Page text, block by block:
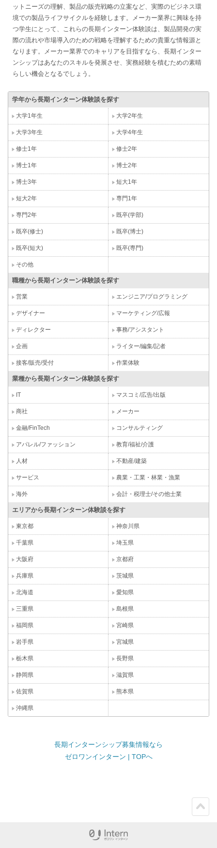
ットニーズの理解、製品の販売戦略の立案など、実際のビジネス環
境での製品ライフサイクルを経験します。メーカー業界に興味を持
つ学生にとって、これらの長期インターン体験談は、製品開発の実
際の流れや市場導入のための戦略を理解するための貴重な情報源と
なります。メーカー業界でのキャリアを目指すなら、長期インター
ンシップはあなたのスキルを発展させ、実務経験を積むための素晴
らしい機会となるでしょう。
学年から長期インターン体験談を探す
大学1年生 大学2年生
大学3年生 大学4年生
修士1年 修士2年
博士1年 博士2年
博士3年 短大1年
短大2年 専門1年
専門2年 既卒(学部)
既卒(修士) 既卒(博士)
既卒(短大) 既卒(専門)
その他
職種から長期インターン体験談を探す
営業 エンジニア/プログラミング
デザイナー マーケティング/広報
ディレクター 事務/アシスタント
企画 ライター/編集/記者
接客/販売/受付 作業体験
業種から長期インターン体験談を探す
IT マスコミ/広告/出版
商社 メーカー
金融/FinTech コンサルティング
アパレル/ファッション 教育/福祉/介護
人材 不動産/建築
サービス 農業・工業・林業・漁業
海外 会計・税理士/その他士業
エリアから長期インターン体験談を探す
東京都 神奈川県
千葉県 埼玉県
大阪府 京都府
兵庫県 茨城県
北海道 愛知県
三重県 島根県
福岡県 宮崎県
岩手県 宮城県
栃木県 長野県
静岡県 滋賀県
佐賀県 熊本県
沖縄県
長期インターンシップ募集情報なら
ゼロワンインターン | TOPへ